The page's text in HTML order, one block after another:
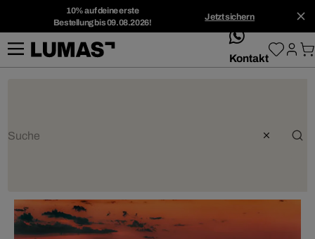
10% auf deine erste
Bestellung bis 09.08.2026!
Jetzt sichern
whatsApp
Kontakt